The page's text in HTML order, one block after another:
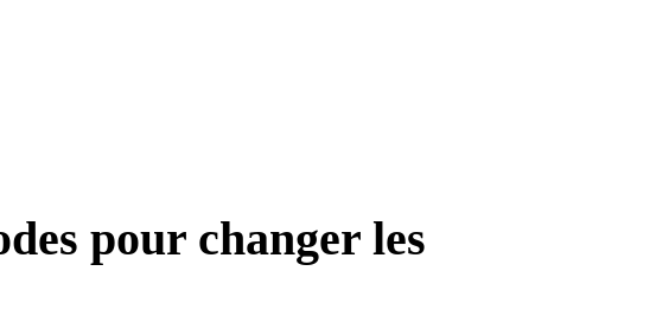
pour changer les